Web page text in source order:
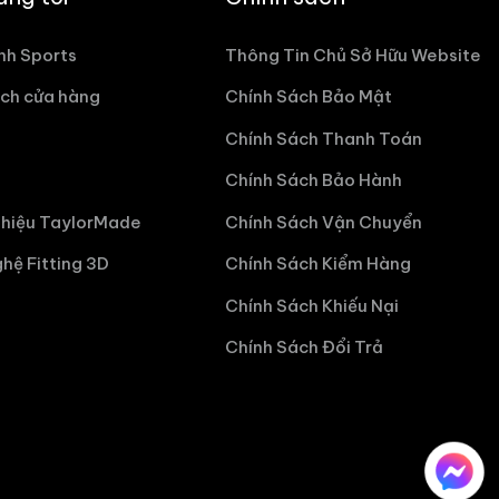
Sports
cửa hàng
TaylorMade
Fitting 3D
Thông Tin Chủ Sở Hữu Website
Chính Sách Bảo Mật
Chính Sách Thanh Toán
Chính Sách Bảo Hành
Chính Sách Vận Chuyển
Chính Sách Kiểm Hàng
Chính Sách Khiếu Nại
Chính Sách Đổi Trả